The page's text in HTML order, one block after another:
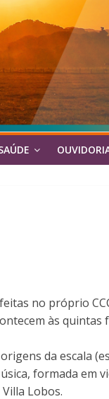
no próprio
às quintas
da escala
formada em
Lobos.